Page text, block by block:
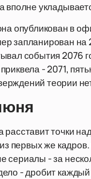
вполне
опубликован в
запланирован на
события 2076
- 2071,
теории
точки
первых же
- за
- дробит